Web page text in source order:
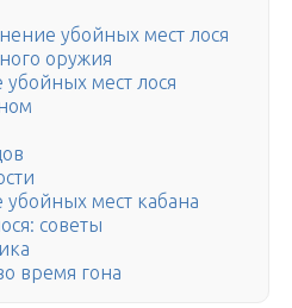
убойных мест лося
оружия
мест лося
мест кабана
советы
время гона